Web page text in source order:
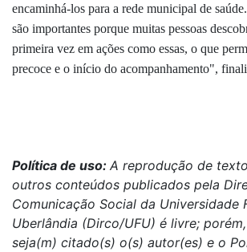
encaminhá-los para a rede municipal de
são importantes porque muitas pessoas
primeira vez em ações como essas, o que
precoce e o início do acompanhamento",
Política de uso: A reprodução de
outros conteúdos publicados pela
Comunicação Social da Universidade
Uberlândia (Dirco/UFU) é livre;
seja(m) citado(s) o(s) autor(es) e o